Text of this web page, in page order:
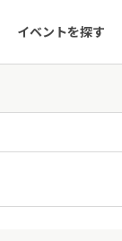
イベントを探す